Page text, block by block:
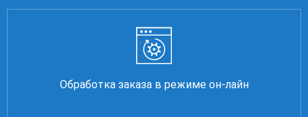
Обработка заказа в режиме он-лайн